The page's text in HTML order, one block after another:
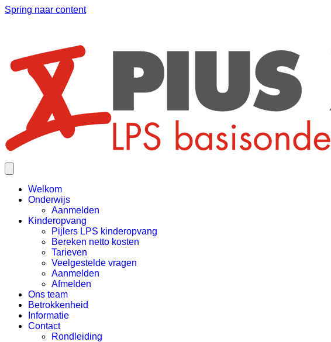
Spring naar content
Welkom
Onderwijs
Aanmelden
Kinderopvang
Pijlers LPS kinderopvang
Bereken netto kosten
Tarieven
Veelgestelde vragen
Aanmelden
Afmelden
Ons team
Betrokkenheid
Informatie
Contact
Rondleiding